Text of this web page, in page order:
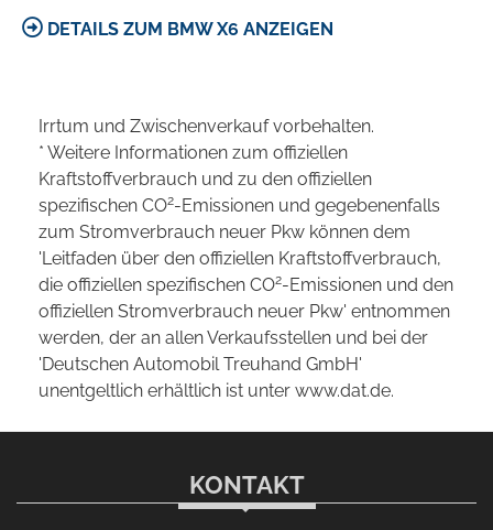
DETAILS ZUM BMW X6 ANZEIGEN
Irrtum und Zwischenverkauf vorbehalten.
* Weitere Informationen zum offiziellen
Kraftstoffverbrauch und zu den offiziellen
spezifischen CO2-Emissionen und gegebenenfalls
zum Stromverbrauch neuer Pkw können dem
'Leitfaden über den offiziellen Kraftstoffverbrauch,
die offiziellen spezifischen CO2-Emissionen und den
offiziellen Stromverbrauch neuer Pkw' entnommen
werden, der an allen Verkaufsstellen und bei der
'Deutschen Automobil Treuhand GmbH'
unentgeltlich erhältlich ist unter www.dat.de.
KONTAKT